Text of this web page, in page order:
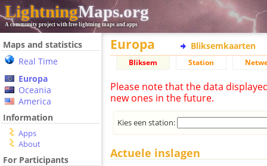
LightningMaps.org
A community project with free lightning maps and apps
Maps and statistics
Real Time
Europa
Oceania
America
Information
Apps
About
For Participants
Europa Bliksemkaarten
Bliksem Station
Please note that the data
new ones in the future.
Kies een station:
Actuele inslagen